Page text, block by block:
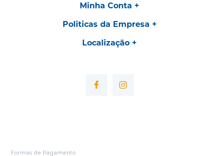
Minha Conta
Politicas da Empresa
Localização
Formas de Pagamento